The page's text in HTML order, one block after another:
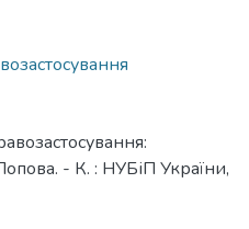
- К. : НУБіП України,